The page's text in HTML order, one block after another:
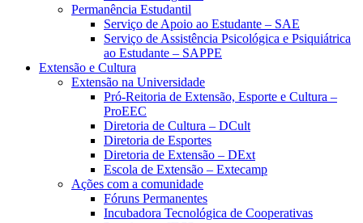
Permanência Estudantil
Serviço de Apoio ao Estudante – SAE
Serviço de Assistência Psicológica e Psiquiátrica
ao Estudante – SAPPE
Extensão e Cultura
Extensão na Universidade
Pró-Reitoria de Extensão, Esporte e Cultura –
ProEEC
Diretoria de Cultura – DCult
Diretoria de Esportes
Diretoria de Extensão – DExt
Escola de Extensão – Extecamp
Ações com a comunidade
Fóruns Permanentes
Incubadora Tecnológica de Cooperativas